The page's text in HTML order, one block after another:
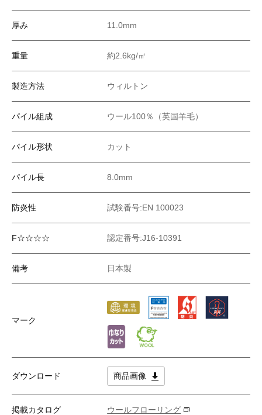
厚み 11.0mm
重量 約2.6kg/㎡
製造方法 ウィルトン
パイル組成 ウール100％（英国羊毛）
パイル形状 カット
パイル長 8.0mm
防炎性 試験番号:EN 100023
F☆☆☆☆ 認定番号:J16-10391
備考 日本製
マーク
ダウンロード 商品画像
掲載カタログ ウールフローリング